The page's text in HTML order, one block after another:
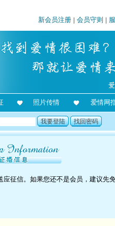
新会员注册 | 会员守则 |
照片传情 爱情网
我要登陆 找回密码
征信。如果您还不是会员，建议先